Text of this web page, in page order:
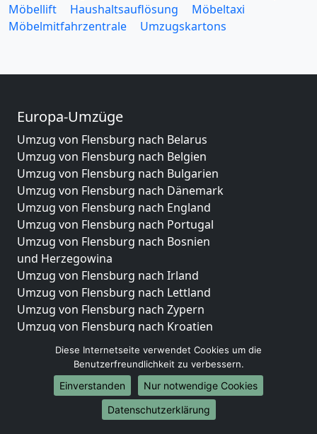
Möbellift
Haushaltsauflösung
Möbeltaxi
Möbelmitfahrzentrale
Umzugskartons
Europa-Umzüge
Umzug von Flensburg nach Belarus
Umzug von Flensburg nach Belgien
Umzug von Flensburg nach Bulgarien
Umzug von Flensburg nach Dänemark
Umzug von Flensburg nach England
Umzug von Flensburg nach Portugal
Umzug von Flensburg nach Bosnien
und Herzegowina
Umzug von Flensburg nach Irland
Umzug von Flensburg nach Lettland
Umzug von Flensburg nach Zypern
Umzug von Flensburg nach Kroatien
Umzug von Flensburg nach Estland
Umzug von Flensburg nach Finnland
Umzug von Flensburg nach Frankreich
Umzug von Flensburg nach Griechenland
Umzug von Flensburg nach Italien
Diese Internetseite verwendet Cookies um die
Benutzerfreundlichkeit zu verbessern.
Einverstanden
Nur notwendige Cookies
Datenschutzerklärung